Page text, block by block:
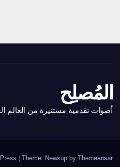
المُصلِح
أصوات تقدمية مستنيرة من العالم
Theme: Newsup by Themeansar